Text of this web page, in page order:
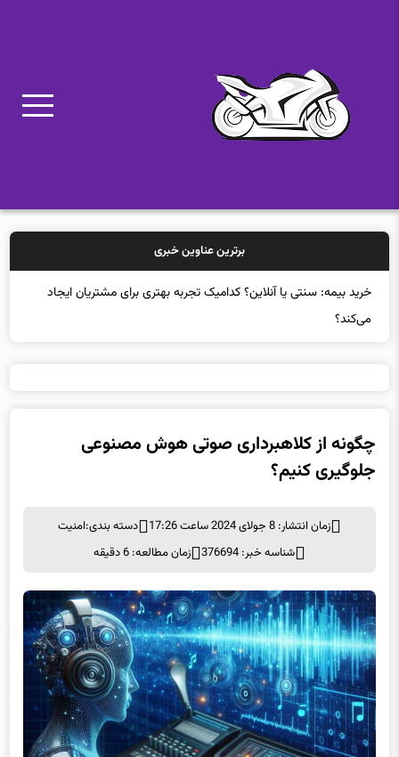
برترین عناوین خبری
خرید ب
جلوگیری کنیم؟
شناسه خبر: 376694
زمان مطالعه: 6 دقیقه